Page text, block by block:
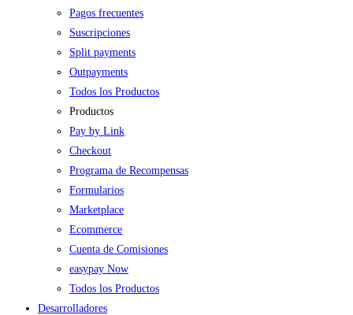
Pagos frecuentes
Suscripciones
Split payments
Outpayments
Todos los Productos
Productos
Pay by Link
Checkout
Programa de Recompensas
Formularios
Marketplace
Ecommerce
Cuenta de Comisiones
easypay Now
Todos los Productos
Desarrolladores